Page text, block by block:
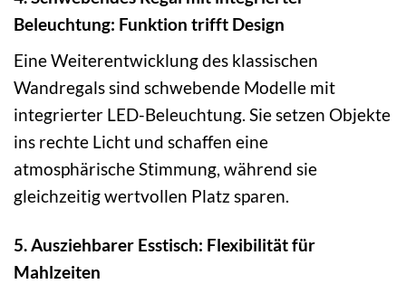
Beleuchtung: Funktion trifft Design
Eine Weiterentwicklung des klassischen
Wandregals sind schwebende Modelle mit
integrierter LED-Beleuchtung. Sie setzen Objekte
ins rechte Licht und schaffen eine
atmosphärische Stimmung, während sie
gleichzeitig wertvollen Platz sparen.
5. Ausziehbarer Esstisch: Flexibilität für
Mahlzeiten